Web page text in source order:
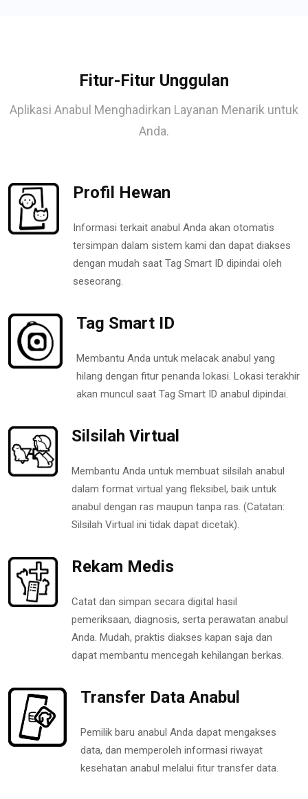
Fitur-Fitur Unggulan
Aplikasi Anabul Menghadirkan Layanan Menarik untuk
Anda.
Profil Hewan
Informasi terkait anabul Anda akan otomatis
tersimpan dalam sistem kami dan dapat diakses
dengan mudah saat Tag Smart ID dipindai oleh
seseorang.
Tag Smart ID
Membantu Anda untuk melacak anabul yang
hilang dengan fitur penanda lokasi. Lokasi terakhir
akan muncul saat Tag Smart ID anabul dipindai.
Silsilah Virtual
Membantu Anda untuk membuat silsilah anabul
dalam format virtual yang fleksibel, baik untuk
anabul dengan ras maupun tanpa ras. (Catatan:
Silsilah Virtual ini tidak dapat dicetak).
Rekam Medis
Catat dan simpan secara digital hasil
pemeriksaan, diagnosis, serta perawatan anabul
Anda. Mudah, praktis diakses kapan saja dan
dapat membantu mencegah kehilangan berkas.
Transfer Data Anabul
Pemilik baru anabul Anda dapat mengakses
data, dan memperoleh informasi riwayat
kesehatan anabul melalui fitur transfer data.